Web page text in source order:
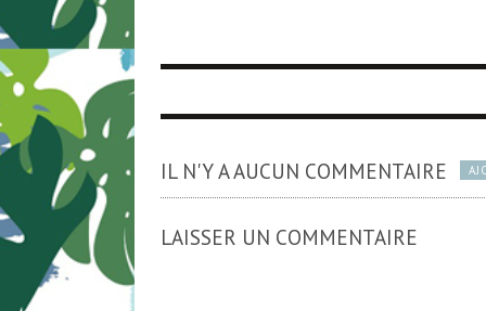
IL N'Y A AUCUN COMMENTAIRE
LAISSER UN COMMENTAIRE